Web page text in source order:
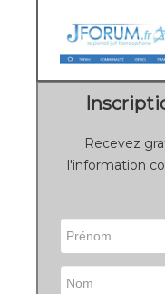
Recevez
l'information